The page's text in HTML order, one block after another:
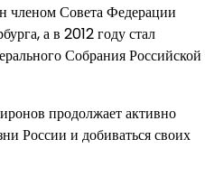
членом Совета Федерации
а в 2012 году стал
Собрания Российской
продолжает активно
России и добиваться своих